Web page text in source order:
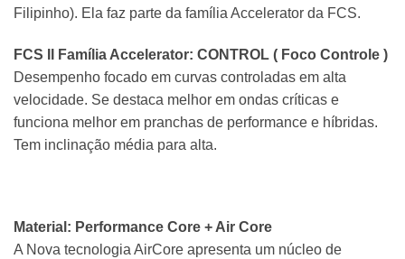
Filipinho). Ela faz parte da família Accelerator da FCS.
FCS II Família Accelerator: CONTROL ( Foco Controle )
Desempenho focado em curvas controladas em alta
velocidade. Se destaca melhor em ondas críticas e
funciona melhor em pranchas de performance e híbridas.
Tem inclinação média para alta.
Material: Performance Core + Air Core
A Nova tecnologia AirCore apresenta um núcleo de